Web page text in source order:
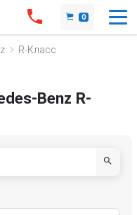
0
R-Класс
Benz R-